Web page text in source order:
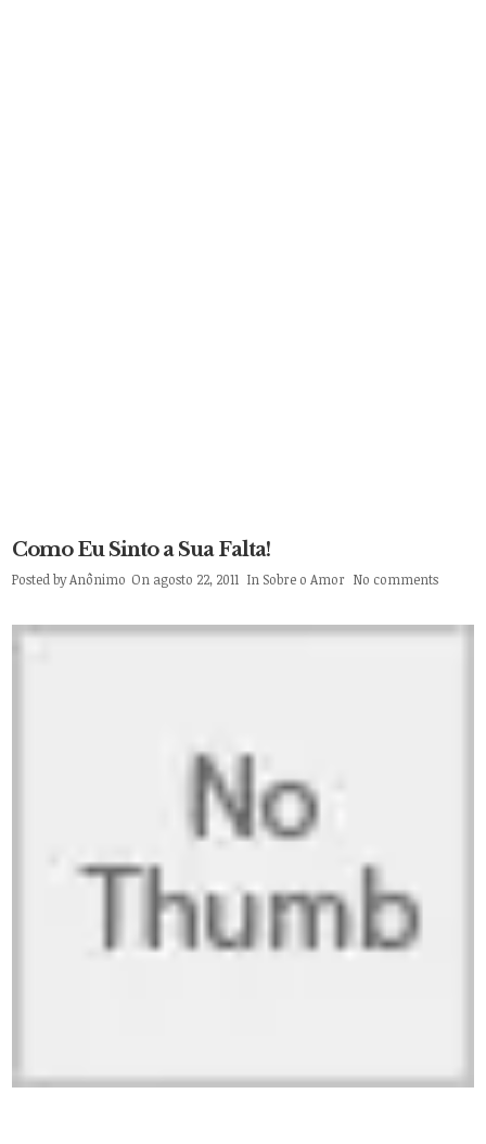
Como Eu Sinto a Sua Falta!
Posted byAnônimo On agosto 22, 2011 In Sobre o Amor No comments